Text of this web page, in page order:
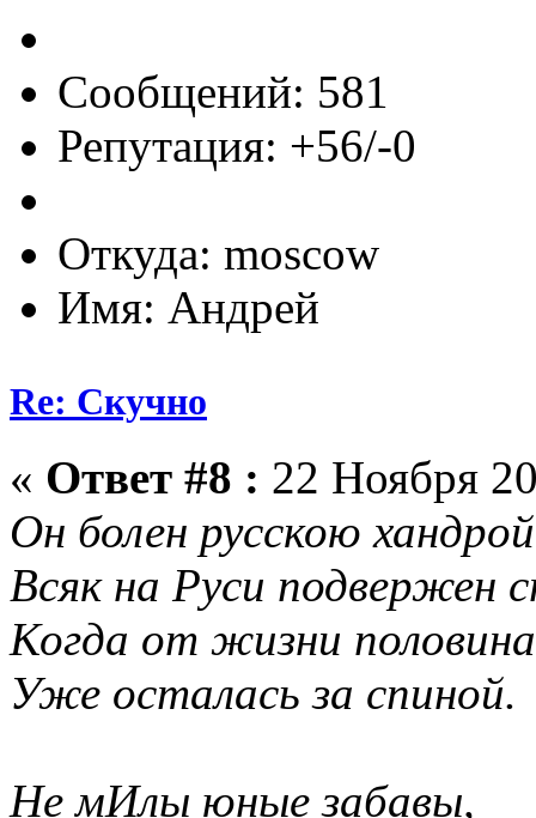
Сообщений: 581
Репутация: +56/-0
Откуда: moscow
Имя: Андрей
Re: Скучно
« Ответ #8 : 22 Ноября
Он болен русскою
Всяк на Руси подвержен
Когда от жизни половина
Уже осталась за спиной.
Не мИлы юные забавы,